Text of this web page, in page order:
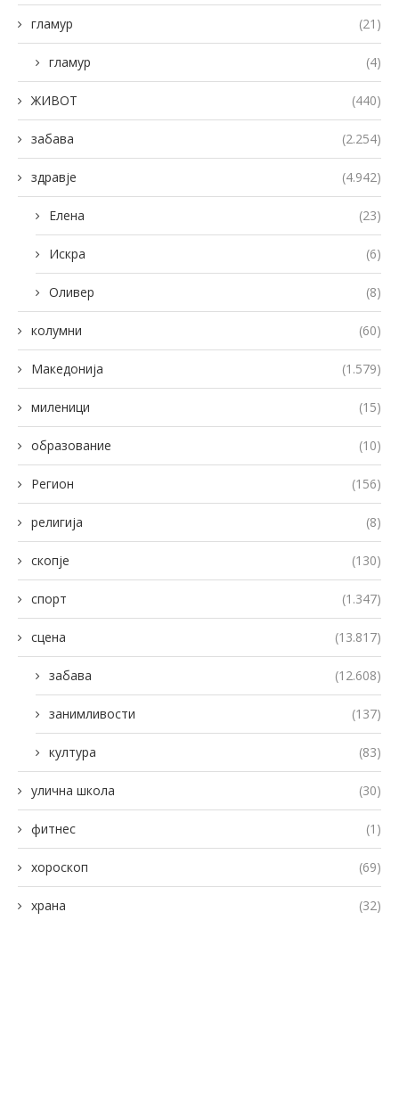
гламур (21)
гламур (4)
ЖИВОТ (440)
забава (2.254)
здравје (4.942)
Елена (23)
Искра (6)
Оливер (8)
колумни (60)
Македонија (1.579)
миленици (15)
образование (10)
Регион (156)
религија (8)
скопје (130)
спорт (1.347)
сцена (13.817)
забава (12.608)
занимливости (137)
култура (83)
улична школа (30)
фитнес (1)
хороскоп (69)
храна (32)